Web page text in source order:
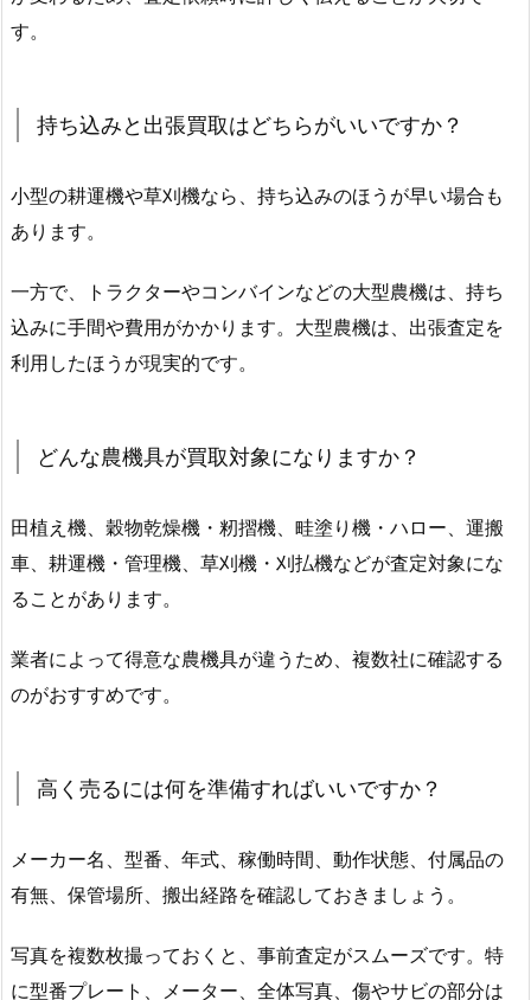
す。
持ち込みと出張買取はどちらがいいですか？
小型の耕運機や草刈機なら、持ち込みのほうが早い場合も
あります。
一方で、トラクターやコンバインなどの大型農機は、持ち
込みに手間や費用がかかります。大型農機は、出張査定を
利用したほうが現実的です。
どんな農機具が買取対象になりますか？
田植え機、穀物乾燥機・籾摺機、畦塗り機・ハロー、運搬
車、耕運機・管理機、草刈機・刈払機などが査定対象にな
ることがあります。
業者によって得意な農機具が違うため、複数社に確認する
のがおすすめです。
高く売るには何を準備すればいいですか？
メーカー名、型番、年式、稼働時間、動作状態、付属品の
有無、保管場所、搬出経路を確認しておきましょう。
写真を複数枚撮っておくと、事前査定がスムーズです。特
に型番プレート、メーター、全体写真、傷やサビの部分は